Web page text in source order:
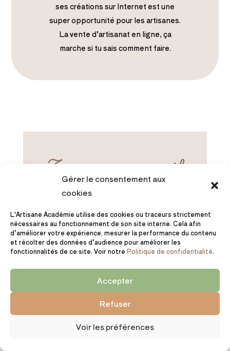
Gérer le consentement aux
cookies
L'Artisane Académie utilise des cookies ou traceurs strictement
nécessaires au fonctionnement de son site interne. Cela afin
d’améliorer votre expérience, mesurer la performance du contenu
et récolter des données d’audience pour améliorer les
fonctionnalités de ce site. Voir notre Politique de confidentialité.
Accepter
Refuser
Voir les préférences
ses créations sur Internet est une
super opportunité pour les artisanes.
La vente d’artisanat en ligne, ça
marche si tu sais comment faire.
Tous mes conseils
dans ta boite mail
💌
Des milliers de créatrices lisent
chaque dimanche matin la